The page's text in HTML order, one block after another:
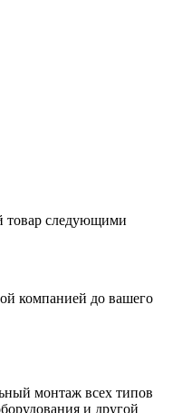
товар следующими
компанией до вашего
монтаж всех типов
и другой